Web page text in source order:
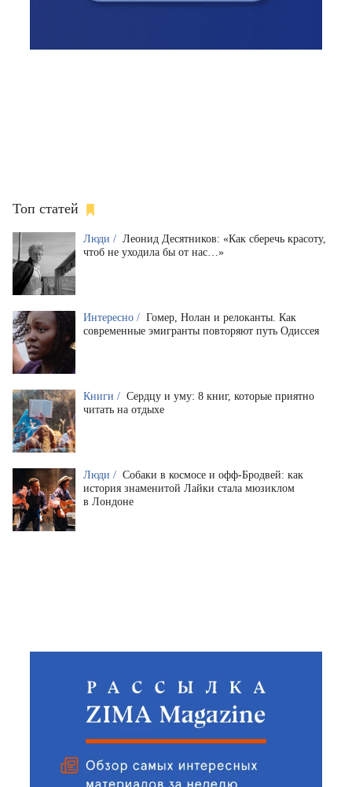
Топ статей
Люди / Леонид Десятников: «Как сберечь красоту,
чтоб не уходила бы от нас…»
Интересно / Гомер, Нолан и релоканты. Как
современные эмигранты повторяют путь Одиссея
Книги / Сердцу и уму: 8 книг, которые приятно
читать на отдыхе
Люди / Собаки в космосе и офф-Бродвей: как
история знаменитой Лайки стала мюзиклом
в Лондоне